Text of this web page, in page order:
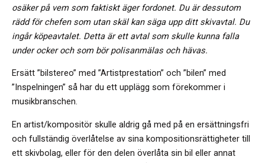
osäker på vem som faktiskt äger fordonet. Du är dessutom
rädd för chefen som utan skäl kan säga upp ditt skivavtal. Du
ingår köpeavtalet. Detta är ett avtal som skulle kunna falla
under ocker och som bör polisanmälas och hävas.
Ersätt ”bilstereo” med ”Artistprestation” och ”bilen” med
”Inspelningen” så har du ett upplägg som förekommer i
musikbranschen.
En artist/kompositör skulle aldrig gå med på en ersättningsfri
och fullständig överlåtelse av sina kompositionsrättigheter till
ett skivbolag, eller för den delen överlåta sin bil eller annat